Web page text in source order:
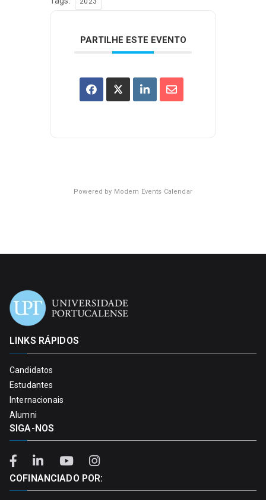
PARTILHE ESTE EVENTO
Powered by Modern Events Calendar
LINKS RÁPIDOS
Candidatos
Estudantes
Internacionais
Alumni
SIGA-NOS
COFINANCIADO POR: